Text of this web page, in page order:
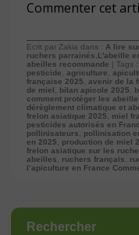
Commenter cet
Ecrit par Zakia dans : A lire
ruchers parrainés, L'abeille
abeilles recommande | Tags :
pesticide, agriculture,
française 2025, avenir de la
de miel , bilan apicole 2025,
comment protéger les
dérèglement climatique et
frelon asiatique 2025, miel
pesticides autorisés en
pollinisateurs, pollinisation
en 2025, production de miel
frelon asiatique sur les
abeilles, ruchers français,
l’apiculture en France
Rechercher